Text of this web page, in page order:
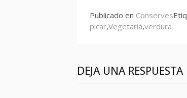
Publicado en Conserves
picar,Vegetarià,verdura
DEJA UNA RESPUESTA